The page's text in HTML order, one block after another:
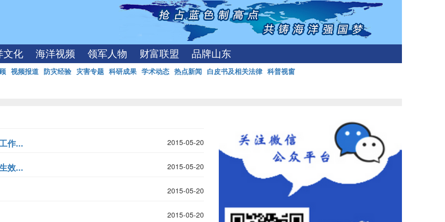
文化 海洋视频 领军人物 财富联盟 品牌山东
视频报道 防灾经验 灾害专题 科研成果 学术动态 热点新闻 白皮书及相关法律 科普视窗
作... 2015-05-20
效... 2015-05-20
2015-05-20
2015-05-20